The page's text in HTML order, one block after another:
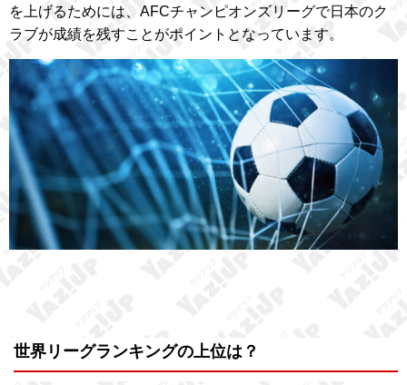
を上げるためには、AFCチャンピオンズリーグで日本のク
ラブが成績を残すことがポイントとなっています。
世界リーグランキングの上位は？